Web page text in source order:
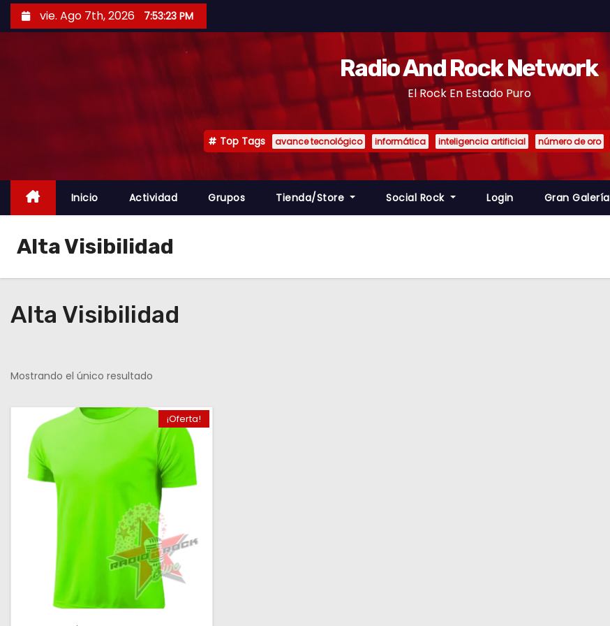
vie. Ago 7th, 2026 7:53:24 PM
Radio And Rock Network
El Rock En Estado Puro
Top Tags avance tecnológico informática inteligencia artificial número de oro
Inicio Actividad Grupos Tienda/Store Social Rock Login Gran Galería
Alta Visibilidad
Alta Visibilidad
Mostrando el único resultado
¡Oferta!